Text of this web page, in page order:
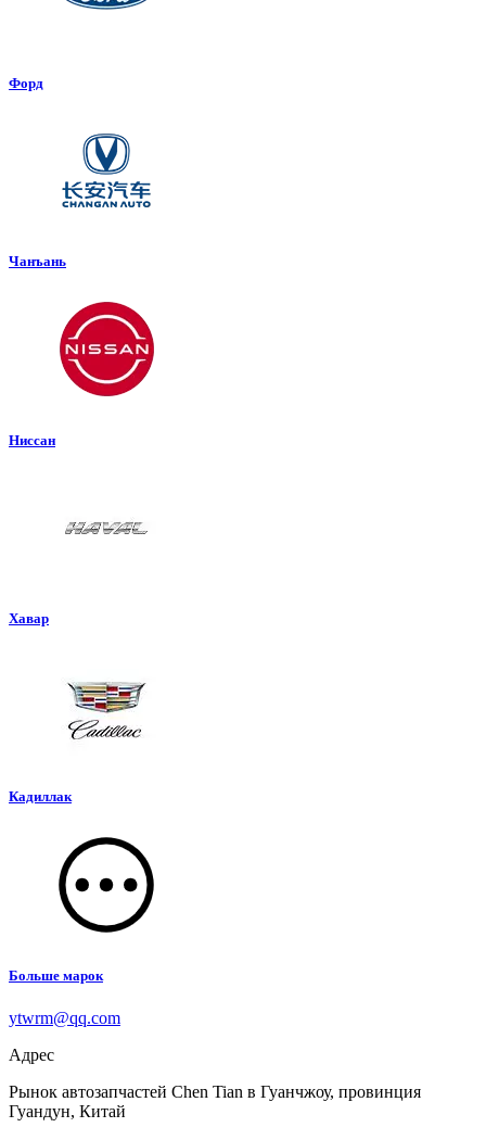
Форд
Чанъань
Ниссан
Хавар
Кадиллак
Больше марок
ytwrm@qq.com
Адрес
Рынок автозапчастей Chen Tian в Гуанчжоу, провинция
Гуандун, Китай